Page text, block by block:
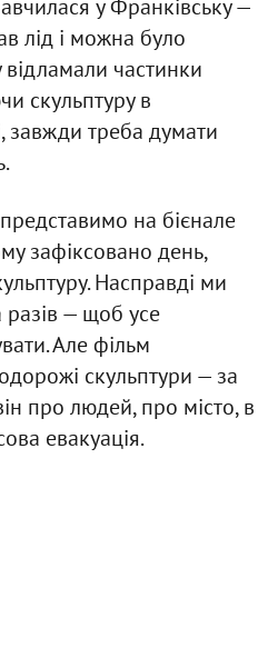
у Франківську —
лід і можна було
частинки
скульптуру в
завжди треба думати
на бієнале
зафіксовано день,
Насправді ми
разів — щоб усе
Але фільм
скульптури — за
про людей, про місто, в
евакуація.